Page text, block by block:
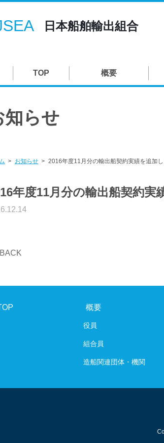
日本船舶輸出組合
TOP 概要
知らせ
お知らせ 2016年度11月分の輸出船契約実績を追加
年度11月分の輸出船契約実
BACK
概要
役員
組合員
造船関連団体・機関